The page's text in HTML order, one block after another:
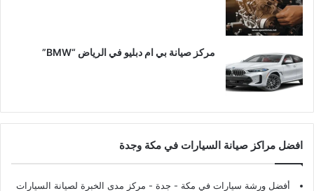
مركز صيانة بي ام دبليو في الرياض “BMW”
افضل مراكز صيانة السيارات في مكة وجدة
أفضل ورشة سيارات في مكة - جدة - مركز مدى الخبرة لصيانة السيارات